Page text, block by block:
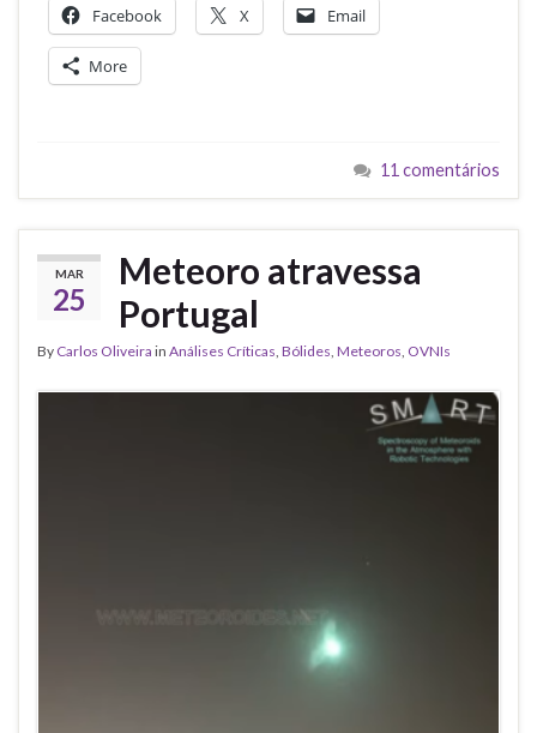
Facebook X Email
More
11 comentários
MAR
25
Meteoro atravessa
Portugal
By Carlos Oliveira in Análises Críticas Bólides Meteoros OVNIs